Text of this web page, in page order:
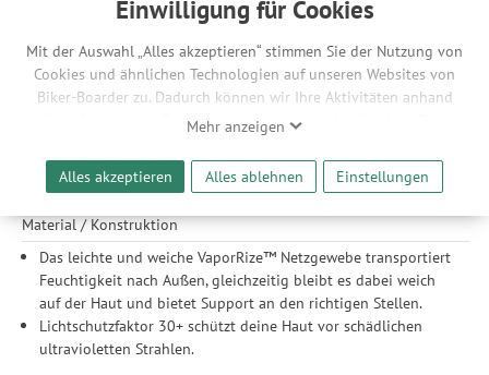
Einwilligung für Cookies
Mit der Auswahl „Alles akzeptieren“ stimmen Sie der Nutzung von
Cookies und ähnlichen Technologien auf unseren Websites von
Biker-Boarder zu. Dadurch können wir Ihre Aktivitäten anhand
Ihrer Geräte- und Browsereinstellungen nachvollziehen. Dies
ermöglicht es uns, anhand ihrer Interessen nutzungsbasierte
Werbeanzeigen für Sie bereitzustellen sowie Funktionalitäten
unserer Website sicherzustellen und stetig zu verbessern. Dabei
werden Ihre Daten auch an Drittanbieter und Werbepartner
weitergegeben. Die Verarbeitung erfolgt ausschließlich zum
Zwecke der Einbindung von Streaming-Inhalten und der
Durchführung von statistischer Analyse, Reichweitenmessungen,
Produktempfehlungen und nutzungsbasierter Werbung.
Informationen zu den einzelnen Funktionen, den Drittanbietern
und der Speicherdauer finden Sie unter Einstellungen. Diese
Mehr anzeigen
Alles akzeptieren Alles ablehnen Einstellungen
Drei Standardtaschen und eine zusätzliche
Reißverschlusstasche bieten ausreichend Platz, um alle
wichtigen Dinge und elektronischen Geräte für deinen Ride
sicher unterzubringen.
Ein durchgehender Frontreißverschluss gibt dir die
Möglichkeit, die Luftzufuhr auch bei schwerer Anstrengung
oder kühlen Abfahrten einfach zu regeln.
Material / Konstruktion
Das leichte und weiche VaporRize™ Netzgewebe transportiert
Feuchtigkeit nach Außen, gleichzeitig bleibt es dabei weich
auf der Haut und bietet Support an den richtigen Stellen.
Lichtschutzfaktor 30+ schützt deine Haut vor schädlichen
ultravioletten Strahlen.